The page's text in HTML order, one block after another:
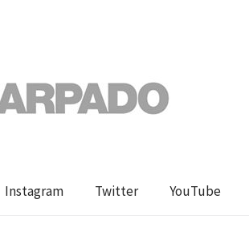
Instagram Twitter YouTube